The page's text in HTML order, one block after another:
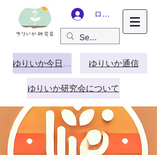
ログイン
ゆりいか今日この頃 ゆりいか通信
ゆりいか研究会について